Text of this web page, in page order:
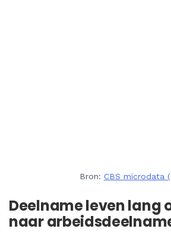
Bron: CBS microdata
Deelname leven lang
naar